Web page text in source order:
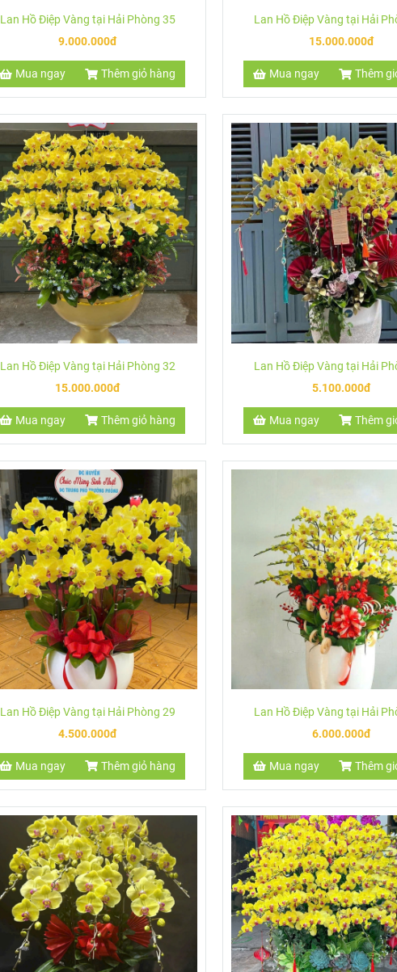
Lan Hồ Điệp Vàng tại Hải Phòng 35
9.000.000đ
Mua ngay Thêm giỏ hàng
Lan Hồ Điệp Vàng tại Hải
15.000.000đ
Mua ngay Thêm
Lan Hồ Điệp Vàng tại Hải Phòng 32
15.000.000đ
Mua ngay Thêm giỏ hàng
Lan Hồ Điệp Vàng tại Hải
5.100.000đ
Mua ngay Thêm
Lan Hồ Điệp Vàng tại Hải Phòng 29
4.500.000đ
Mua ngay Thêm giỏ hàng
Lan Hồ Điệp Vàng tại Hải
6.000.000đ
Mua ngay Thêm